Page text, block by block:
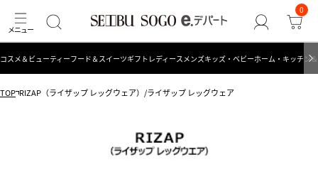
0
コスメ＆ビューティーフード＆スイーツギフト レディース メンズキッズ・ベビーホーム・キッチン
TOP RIZAP（ライザップ レッグウェア）/ライザップ レッグウェア